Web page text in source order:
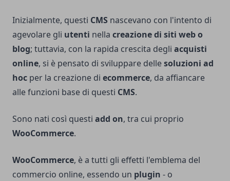
Inizialmente, questi CMS nascevano con l'intento di
agevolare gli utenti nella creazione di siti web o
blog; tuttavia, con la rapida crescita degli acquisti
online, si è pensato di sviluppare dellesoluzioni ad
hoc per la creazione di ecommerce, da affiancare
alle funzioni base di questi CMS.
Sono nati così questi add on, tra cui proprio
WooCommerce.
WooCommerce, è a tutti gli effetti l'emblema del
commercio online, essendo un plugin - o